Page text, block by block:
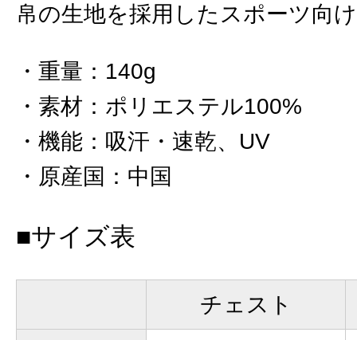
帛の生地を採用したスポーツ向
重量 ： 140g
素材 ： ポリエステル100%
機能 ： 吸汗・速乾、UV
原産国 ： 中国
■サイズ表
チェスト